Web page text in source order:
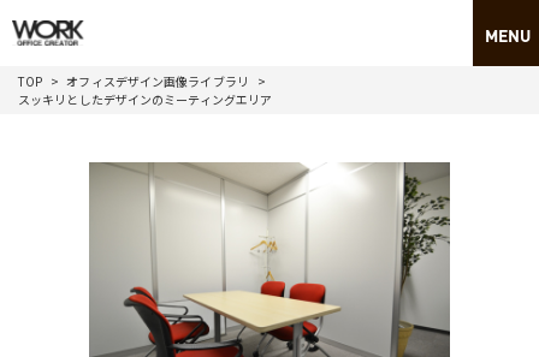
TOP
オフィスデザイン画像ライブラリ
スッキリとしたデザインのミーティングエリア